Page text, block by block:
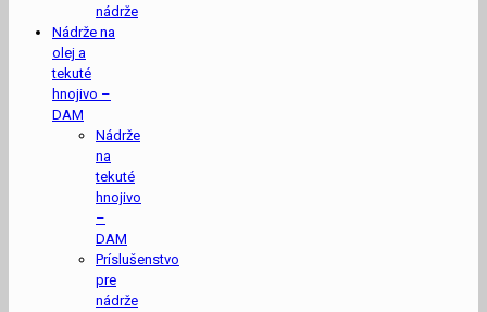
nádrže
Nádrže na
olej a
tekuté
hnojivo –
DAM
Nádrže
na
tekuté
hnojivo
–
DAM
Príslušenstvo
pre
nádrže